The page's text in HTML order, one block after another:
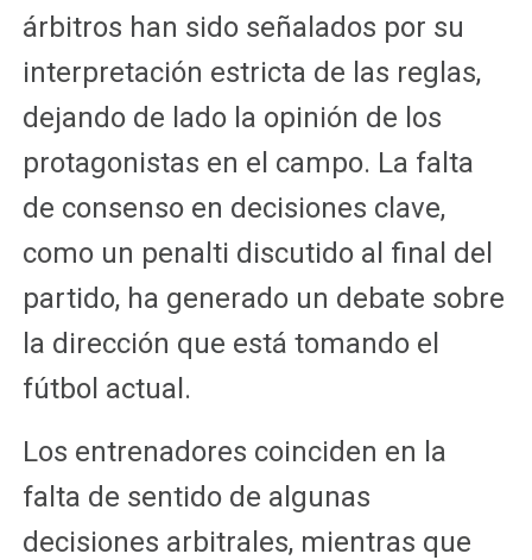
árbitros han sido señalados por su
interpretación estricta de las reglas,
dejando de lado la opinión de los
protagonistas en el campo. La falta
de consenso en decisiones clave,
como un penalti discutido al final del
partido, ha generado un debate sobre
la dirección que está tomando el
fútbol actual.
Los entrenadores coinciden en la
falta de sentido de algunas
decisiones arbitrales, mientras que